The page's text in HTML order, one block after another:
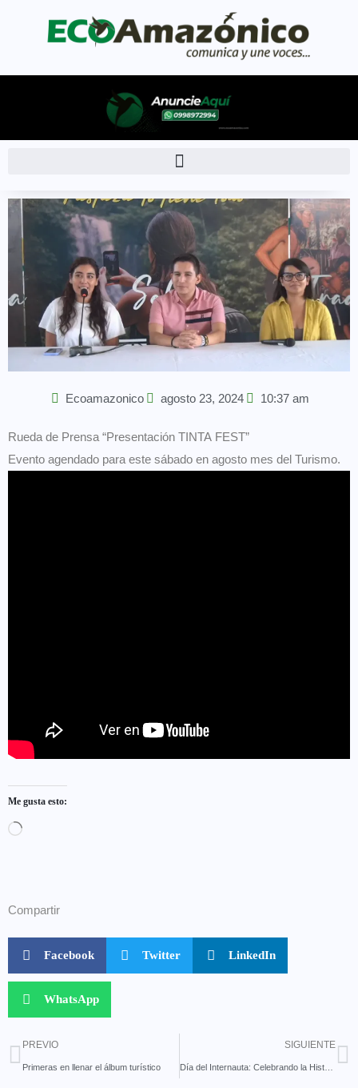
Ecoamazonico agosto 23, 2024 10:37 am
Rueda de Prensa “Presentación TINTA FEST”
Evento agendado para este sábado en agosto mes del Turismo.
Me gusta esto:
Compartir
Facebook Twitter LinkedIn
WhatsApp
PREVIO
Primeras en llenar el álbum turístico
SIGUIENTE
Día del Internauta: Celebrando la Historia de la Web